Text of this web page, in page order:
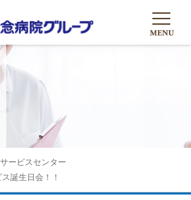
ービスセンター
誕生日会！！